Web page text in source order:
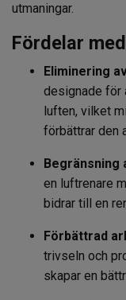
utmaningar.
Fördelar
Eliminering
designade för
luften, vilket
förbättrar den
Begränsning
en luftrenare
bidrar till en
Förbättrad
trivseln och
skapar en